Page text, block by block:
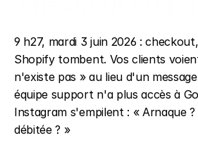
9 h27, mardi 3 juin 2026 :
Shopify tombent. Vos clients
n'existe pas » au lieu d'un
équipe support n'a plus accès à
Instagram s'empilent : « Arnaque
débitée ? »